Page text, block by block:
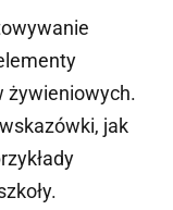
żywieniowych.
jak